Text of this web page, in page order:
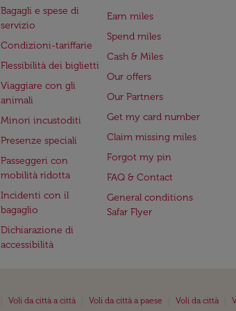
Bagagli e spese di
servizio
Condizioni-tariffarie
Flessibilità dei biglietti
Viaggiare con gli
animali
Minori incustoditi
Presenze speciali
Passeggeri con
mobilità ridotta
Incidenti con il
bagaglio
Dichiarazione di
accessibilità
Earn miles
Spend miles
Cash & Miles
Our offers
Our Partners
Get my card number
Claim missing miles
Forgot my pin
FAQ & Contact
General conditions
Safar Flyer
Voli da città a città Voli da città a paese Voli da città